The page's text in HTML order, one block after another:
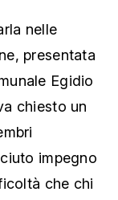
nelle
presentata
Egidio
chiesto un
impegno
che chi